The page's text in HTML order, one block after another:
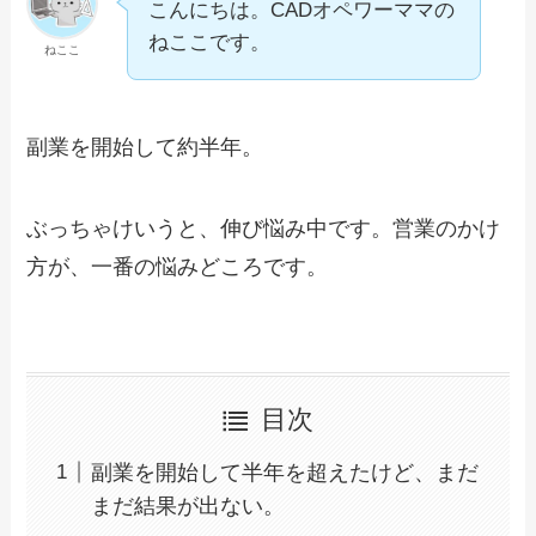
ねここ
こんにちは。CADオペワーママの
ねここです。
副業を開始して約半年。
ぶっちゃけいうと、伸び悩み中です。営業のかけ
方が、一番の悩みどころです。
目次
副業を開始して半年を超えたけど、まだ
まだ結果が出ない。